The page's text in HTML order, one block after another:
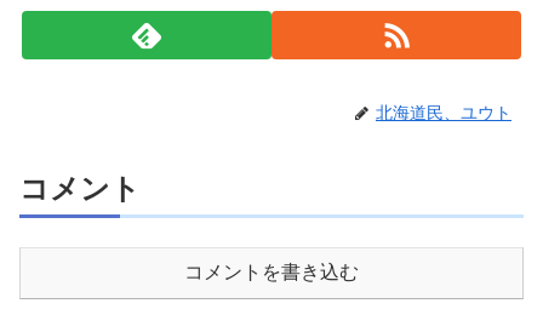
北海道民、ユウト
コメント
コメントを書き込む